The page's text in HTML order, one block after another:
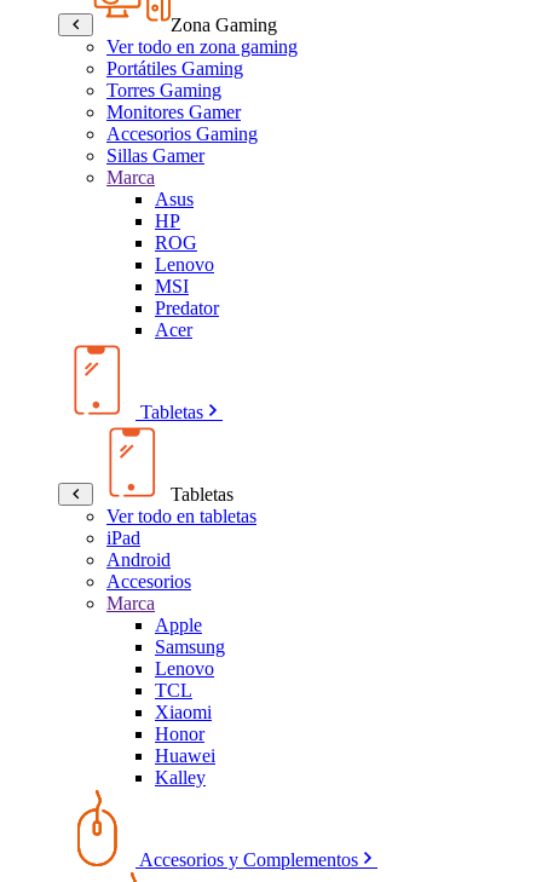
Zona Gaming
Ver todo en zona gaming
Portátiles Gaming
Torres Gaming
Monitores Gamer
Accesorios Gaming
Sillas Gamer
Marca
Asus
HP
ROG
Lenovo
MSI
Predator
Acer
Tabletas
Tabletas
Ver todo en tabletas
iPad
Android
Accesorios
Marca
Apple
Samsung
Lenovo
TCL
Xiaomi
Honor
Huawei
Kalley
Accesorios y Complementos